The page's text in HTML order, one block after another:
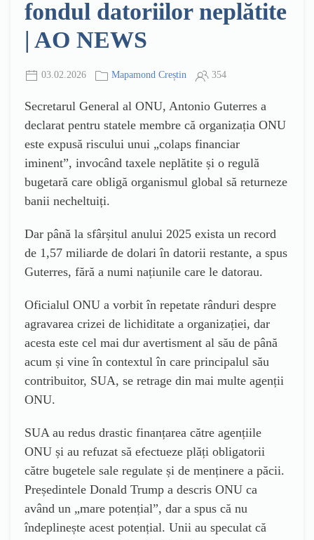
fondul datoriilor neplătite
| AO NEWS
03.02.2026 Mapamond Creștin 354
Secretarul General al ONU, Antonio Guterres a
declarat pentru statele membre că organizația ONU
este expusă riscului unui „colaps financiar
iminent”, invocând taxele neplătite și o regulă
bugetară care obligă organismul global să returneze
banii necheltuiți.
Dar până la sfârșitul anului 2025 exista un record
de 1,57 miliarde de dolari în datorii restante, a spus
Guterres, fără a numi națiunile care le datorau.
Oficialul ONU a vorbit în repetate rânduri despre
agravarea crizei de lichiditate a organizației, dar
acesta este cel mai dur avertisment al său de până
acum și vine în contextul în care principalul său
contribuitor, SUA, se retrage din mai multe agenții
ONU.
SUA au redus drastic finanțarea către agențiile
ONU și au refuzat să efectueze plăți obligatorii
către bugetele sale regulate și de menținere a păcii.
Președintele Donald Trump a descris ONU ca
având un „mare potențial”, dar a spus că nu
îndeplinește acest potențial. Unii au speculat că